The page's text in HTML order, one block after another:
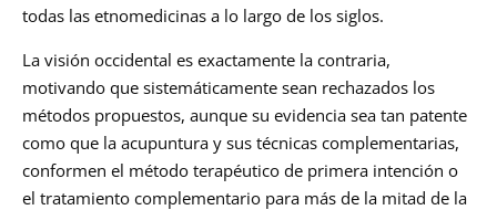
todas las etnomedicinas a lo largo de los siglos.
La visión occidental es exactamente la contraria,
motivando que sistemáticamente sean rechazados los
métodos propuestos, aunque su evidencia sea tan patente
como que la acupuntura y sus técnicas complementarias,
conformen el método terapéutico de primera intención o
el tratamiento complementario para más de la mitad de la